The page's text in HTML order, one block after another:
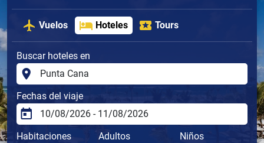
Vuelos Hoteles Tours
Buscar hoteles en
Fechas del viaje
Habitaciones Adultos Niños